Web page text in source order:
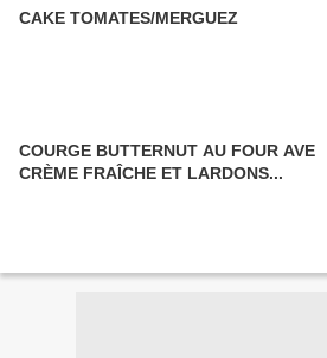
CAKE TOMATES/MERGUEZ
COURGE BUTTERNUT AU FOUR AVE
CRÈME FRAÎCHE ET LARDONS...